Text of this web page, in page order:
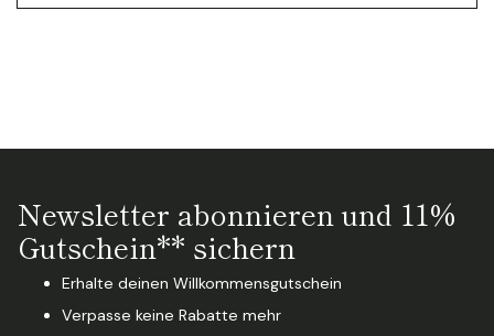
Newsletter abonnieren und 11%
Gutschein** sichern
Erhalte deinen Willkommensgutschein
Verpasse keine Rabatte mehr